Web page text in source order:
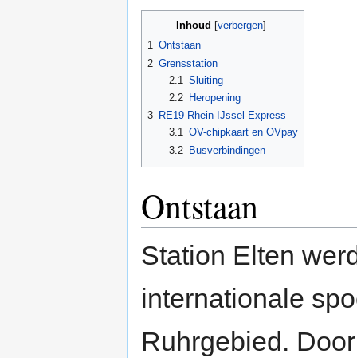
Inhoud verbergen
1 Ontstaan
2 Grensstation
2.1 Sluiting
2.2
Heropening
3 RE19 Rhein-IJssel-Express
3.1 OV-chipkaart en OVpay
3.2 Busverbindingen
Ontstaan
Station Elten
internationale
Ruhrgebied.